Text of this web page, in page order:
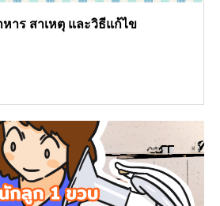
หาร สาเหตุ และวิธีแก้ไข